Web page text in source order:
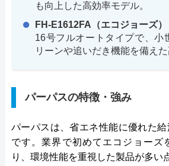
も向上した高効率モデル。
FH-E1612FA（エコジョーズ）
16号フルオートタイプで、小
リーンや追いだき機能を備えた
パーパスの特徴・強み
パーパスは、省エネ性能に優れた
です。業界で初めてエコジョーズ
り、環境性能を重視した製品が多い